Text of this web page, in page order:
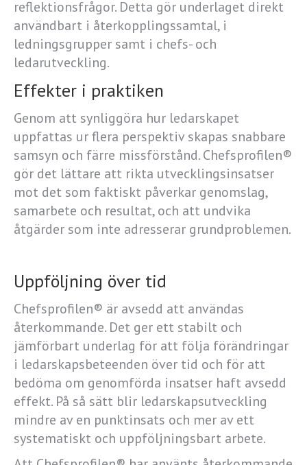
reflektionsfrågor. Detta gör underlaget direkt
användbart i återkopplingssamtal, i
ledningsgrupper samt i chefs- och
ledarutveckling.
Effekter i praktiken
Genom att synliggöra hur ledarskapet
uppfattas ur flera perspektiv skapas snabbare
samsyn och färre missförstånd. Chefsprofilen®
gör det lättare att rikta utvecklingsinsatser
mot det som faktiskt påverkar genomslag,
samarbete och resultat, och att undvika
åtgärder som inte adresserar grundproblemen.
Uppföljning över tid
Chefsprofilen® är avsedd att användas
återkommande. Det ger ett stabilt och
jämförbart underlag för att följa förändringar
i ledarskapsbeteenden över tid och för att
bedöma om genomförda insatser haft avsedd
effekt. På så sätt blir ledarskapsutveckling
mindre av en punktinsats och mer av ett
systematiskt och uppföljningsbart arbete.